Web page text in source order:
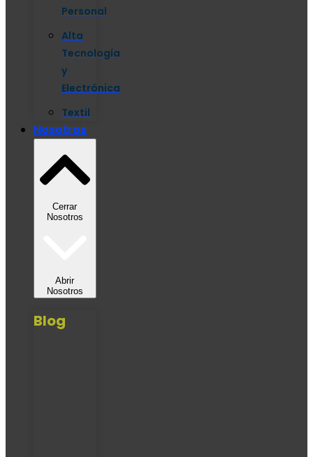
Personal
Alta
Tecnología
y
Electrónica
Textil
Nosotros
Cerrar
Nosotros
Abrir
Nosotros
Blog